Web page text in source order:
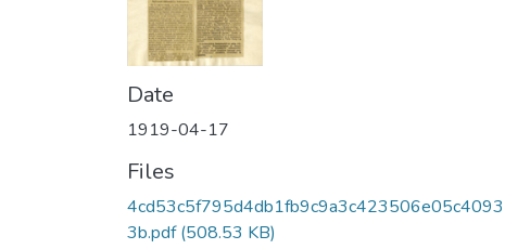
Date
1919-04-17
Files
4cd53c5f795d4db1fb9c9a3c423506e05c4093
3b.pdf(508.53 KB)